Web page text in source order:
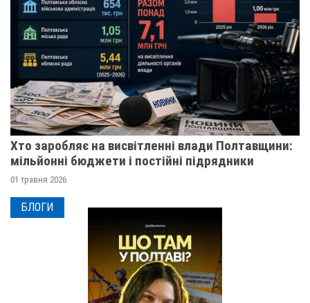
Хто заробляє на висвітленні влади Полтавщини:
мільйонні бюджети і постійні підрядники
01 травня 2026
БЛОГИ